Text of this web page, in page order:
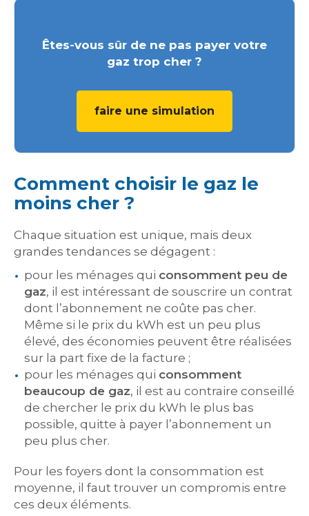
Êtes-vous sûr de ne pas payer votre
gaz trop cher ?
faire une simulation
Comment choisir le gaz le
moins cher ?
Chaque situation est unique, mais deux
grandes tendances se dégagent :
pour les ménages qui consomment peu de
gaz, il est intéressant de souscrire un contrat
dont l’abonnement ne coûte pas cher.
Même si le prix du kWh est un peu plus
élevé, des économies peuvent être réalisées
sur la part fixe de la facture ;
pour les ménages qui consomment
beaucoup de gaz, il est au contraire conseillé
de chercher le prix du kWh le plus bas
possible, quitte à payer l’abonnement un
peu plus cher.
Pour les foyers dont la consommation est
moyenne, il faut trouver un compromis entre
ces deux éléments.